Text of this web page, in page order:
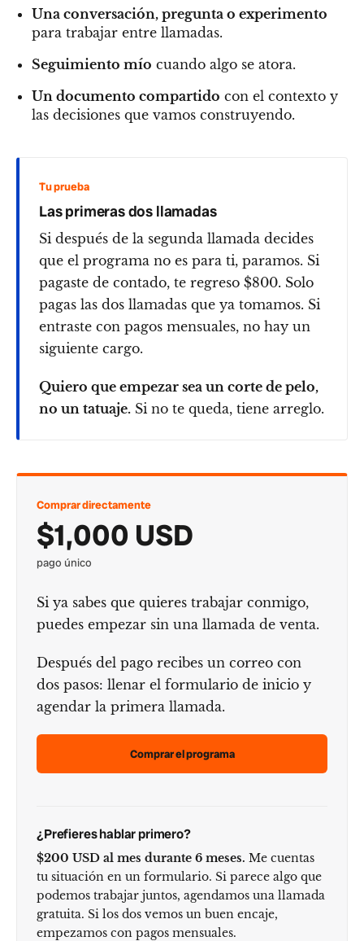
Una conversación, pregunta o experimento
para trabajar entre llamadas.
Seguimiento mío cuando algo se atora.
Un documento compartido con el contexto y
las decisiones que vamos construyendo.
Tu prueba
Las primeras dos llamadas
Si después de la segunda llamada decides
que el programa no es para ti, paramos. Si
pagaste de contado, te regreso $800. Solo
pagas las dos llamadas que ya tomamos. Si
entraste con pagos mensuales, no hay un
siguiente cargo.
Quiero que empezar sea un corte de pelo,
no un tatuaje. Si no te queda, tiene arreglo.
Comprar directamente
$1,000 USD
pago único
Si ya sabes que quieres trabajar conmigo,
puedes empezar sin una llamada de venta.
Después del pago recibes un correo con
dos pasos: llenar el formulario de inicio y
agendar la primera llamada.
Comprar el programa
¿Prefieres hablar primero?
$200 USD al mes durante 6 meses. Me cuentas
tu situación en un formulario. Si parece algo que
podemos trabajar juntos, agendamos una llamada
gratuita. Si los dos vemos un buen encaje,
empezamos con pagos mensuales.